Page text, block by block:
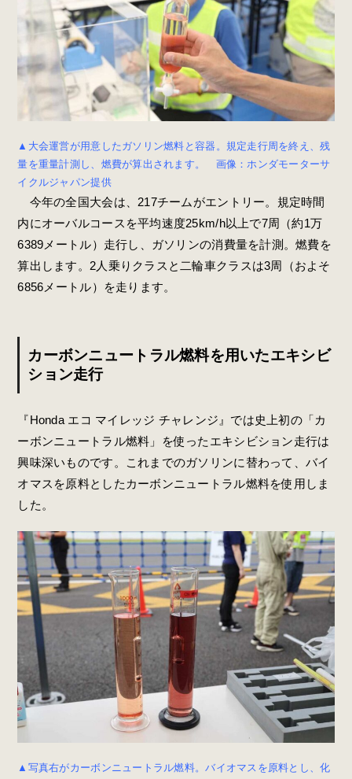
▲大会運営が用意したガソリン燃料と容器。規定走行周を終え、残
量を重量計測し、燃費が算出されます。 画像：ホンダモーターサ
イクルジャパン提供
今年の全国大会は、217チームがエントリー。規定時間
内にオーバルコースを平均速度25km/h以上で7周（約1万
6389メートル）走行し、ガソリンの消費量を計測。燃費を
算出します。2人乗りクラスと二輪車クラスは3周（およそ
6856メートル）を走ります。
カーボンニュートラル燃料を用いたエキシビ
ション走行
『Honda エコ マイレッジ チャレンジ』では史上初の「カ
ーボンニュートラル燃料」を使ったエキシビション走行は
興味深いものです。これまでのガソリンに替わって、バイ
オマスを原料としたカーボンニュートラル燃料を使用しま
した。
▲写真右がカーボンニュートラル燃料。バイオマスを原料とし、化